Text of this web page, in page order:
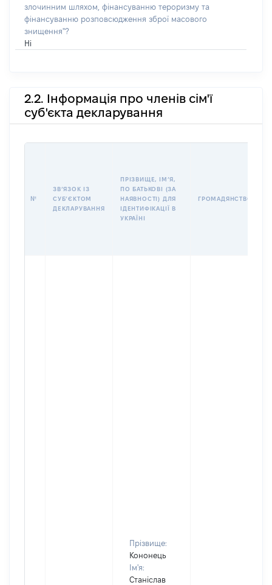
злочинним шляхом, фінансуванню тероризму та
фінансуванню розповсюдження зброї масового
знищення"?
Ні
2.2. Інформація про членів сім'ї
суб'єкта декларування
№
ЗВʼЯЗОК ІЗ
СУБʼЄКТОМ
ДЕКЛАРУВАННЯ
ПРІЗВИЩЕ, ІМʼЯ,
ПО БАТЬКОВІ (ЗА
НАЯВНОСТІ) ДЛЯ
ІДЕНТИФІКАЦІЇ В
УКРАЇНІ
ГРОМАДЯНСТВО
Прізвище:
Кононець
Ім'я:
Станіслав